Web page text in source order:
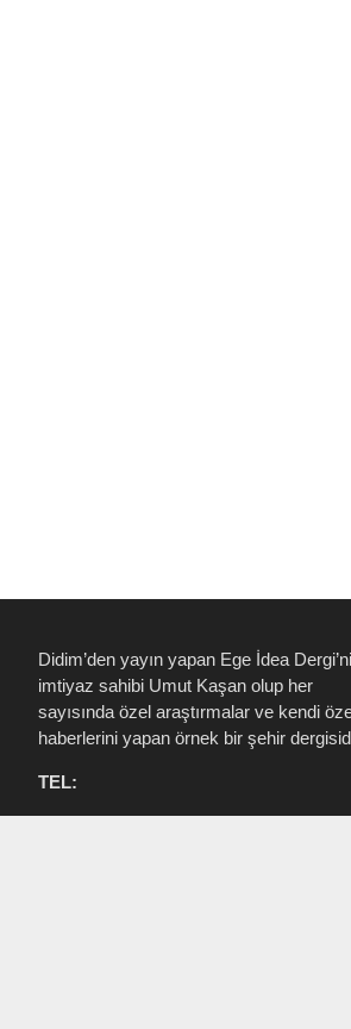
Didim’den yayın yapan Ege İdea
imtiyaz sahibi Umut Kaşan olup her
sayısında özel araştırmalar ve kendi
haberlerini yapan örnek bir şehir
TEL: